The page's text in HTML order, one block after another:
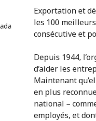
Exportation et
les 100
consécutive et
Depuis 1944,
d’aider les
Maintenant
en plus
national –
employés, et